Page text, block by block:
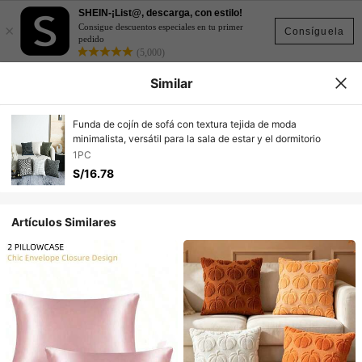
Consíguela
×
SHEIN-¡List@, descarga, con estilo!
Consigue descuentos especiales en tu primer
pedido
(5,000)
Similar
Funda de cojín de sofá con textura tejida de moda
minimalista, versátil para la sala de estar y el dormitorio
1PC
S/16.78
Artículos Similares